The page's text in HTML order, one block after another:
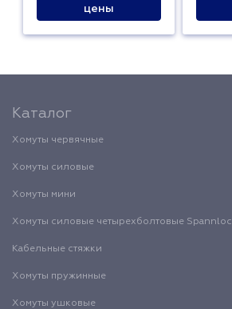
цены
Каталог
Хомуты червячные
Хомуты силовые
Хомуты мини
Хомуты силовые четырехболтовые Spannloc
Кабельные стяжки
Хомуты пружинные
Хомуты ушковые